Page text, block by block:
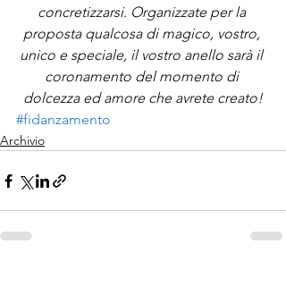
concretizzarsi. Organizzate per la
proposta qualcosa di magico, vostro,
unico e speciale, il vostro anello sarà il
coronamento del momento di
dolcezza ed amore che avrete creato!
#fidanzamento
Archivio